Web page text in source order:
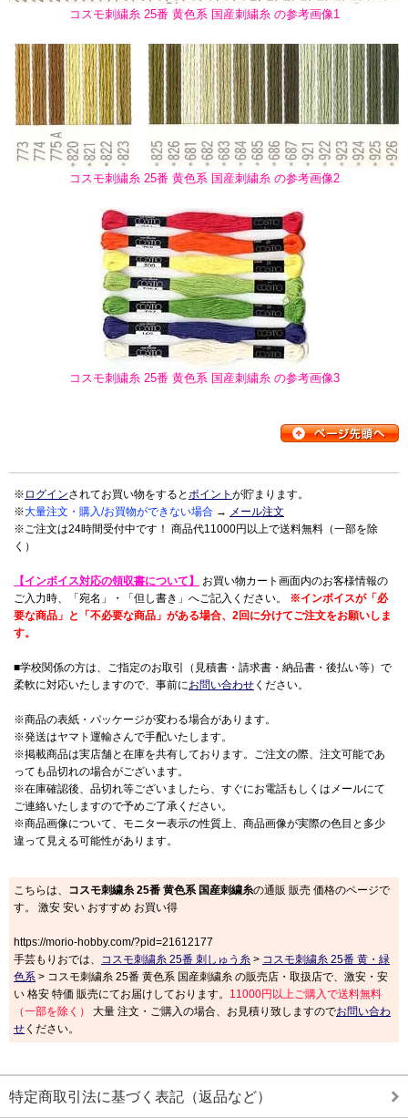
コスモ刺繍糸 25番 黄色系 国産刺繍糸 の参考画像1
コスモ刺繍糸 25番 黄色系 国産刺繍糸 の参考画像2
コスモ刺繍糸 25番 黄色系 国産刺繍糸 の参考画像3
※ ログインされてお買い物をすると ポイント が貯まります。
※大量注文・購入/お買物ができない場合 → メール注文
※ご注文は24時間受付中です！ 商品代11000円以上で送料無料（一部を除
く）
【インボイス対応の領収書について】
お買い物カート画面内のお客様情報の
ご入力時、「宛名」・「但し書き」へご記入ください。 ※インボイスが「必
要な商品」と「不必要な商品」がある場合、2回に分けてご注文をお願いしま
す。
■学校関係の方は、ご指定のお取引（見積書・請求書・納品書・後払い等）で
柔軟に対応いたしますので、事前にお問い合わせ ください。
※商品の表紙・パッケージが変わる場合があります。
※発送はヤマト運輸さんで手配いたします。
※掲載商品は実店舗と在庫を共有しております。ご注文の際、注文可能であ
っても品切れの場合がございます。
※在庫確認後、品切れ等ございましたら、すぐにお電話もしくはメールにて
ご連絡いたしますので予めご了承ください。
※商品画像について、モニター表示の性質上、商品画像が実際の色目と多少
違って見える可能性があります。
こちらは、 コスモ刺繍糸 25番 黄色系 国産刺繍糸の通販 販売 価格のページで
す。 激安 安い おすすめ お買い得
https://morio-hobby.com/?pid=21612177
手芸もりおでは、
コスモ刺繍糸 25番 刺しゅう糸 > コスモ刺繍糸 25番 黄・緑
色系 > コスモ刺繍糸 25番 黄色系 国産刺繍糸 の販売店・取扱店で、激安・安
い 格安 特価 販売にてお届けしております。 11000円以上ご購入で送料無料
（一部を除く）
大量 注文・ご購入の場合、お見積り致しますのでお問い合わ
せ ください。
特定商取引法に基づく表記（返品など）